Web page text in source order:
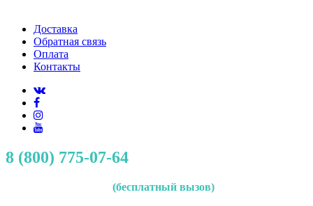
Доставка
Обратная связь
Оплата
Контакты
8 (800) 775-07-64
(бесплатный вызов)